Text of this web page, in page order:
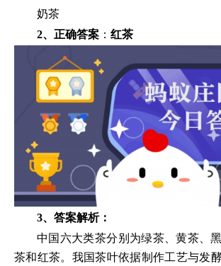
奶茶
2、正确答案 ： 红茶
3、答案解析：
中国六大类茶分别为绿茶、黄茶、
茶和红茶。我国茶叶依据制作工艺与发